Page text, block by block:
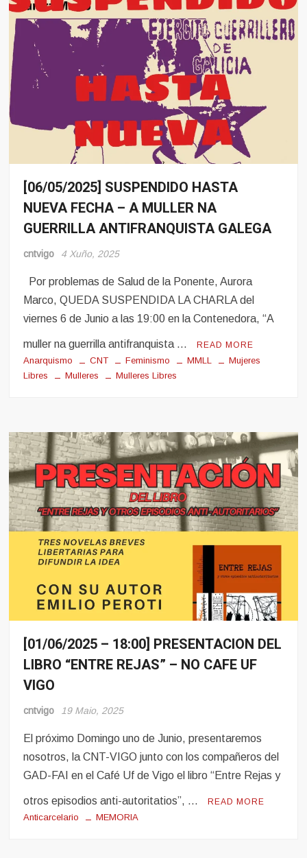
Eventos
Noticias
[06/05/2025] SUSPENDIDO HASTA
NUEVA FECHA – A MULLER NA
GUERRILLA ANTIFRANQUISTA GALEGA
cntvigo 4 Xuño, 2025
Por problemas de Salud de la Ponente, Aurora
Marco, QUEDA SUSPENDIDA LA CHARLA del
viernes 6 de Junio a las 19:00 en la Contenedora, “A
muller na guerrilla antifranquista … READ MORE
Anarquismo CNT Feminismo MMLL
Mujeres
Libres
Mulleres Mulleres Libres
Eventos
Pro-
[01/06/2025 – 18:00] PRESENTACION DEL
LIBRO “ENTRE REJAS” – NO CAFE UF
VIGO
cntvigo 19 Maio, 2025
El próximo Domingo uno de Junio, presentaremos
nosotros, la CNT-VIGO junto con los compañeros del
GAD-FAI en el Café Uf de Vigo el libro “Entre Rejas y
otros episodios anti-autoritatios”, … READ MORE
Anticarcelario MEMORIA